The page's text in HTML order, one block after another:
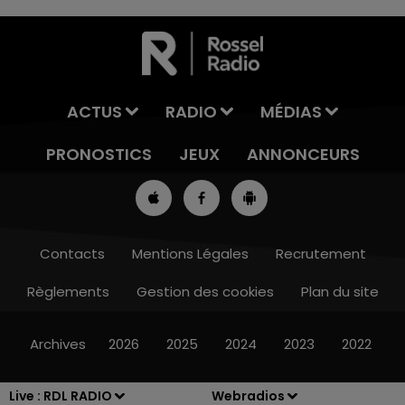
Live : RDL RADIO Webradios
16h00 - 19h00
ACTUS RADIO
MÉDIAS
PRONOSTICS
JEUX ANNONCEURS
Contacts Mentions Légales
Recrutement
Règlements
Gestion des cookies Plan du site
Archives 2026 2025 2024 2023 2022